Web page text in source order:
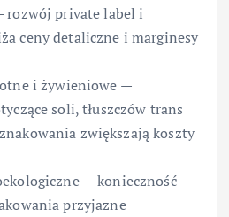
rozwój private label i
ceny detaliczne i marginesy
i żywieniowe —
soli, tłuszczów trans
zwiększają koszty
— konieczność
przyjazne